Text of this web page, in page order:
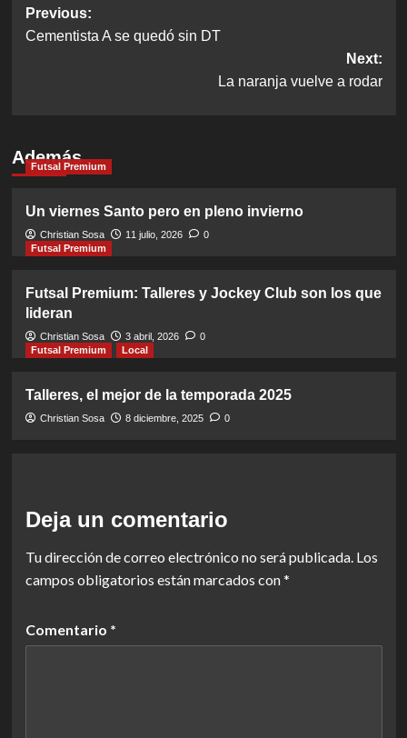
Post
navigation
Previous:
Cementista A se quedó sin DT
Next:
La naranja vuelve a rodar
Además
Futsal Premium
Un viernes Santo pero en pleno invierno
Christian Sosa 11 julio, 2026
0
Futsal Premium
Futsal Premium: Talleres y Jockey Club son los que
lideran
Christian Sosa 3 abril, 2026
0
Futsal Premium
Local
Talleres, el mejor de la temporada 2025
Christian Sosa 8 diciembre, 2025 0
Deja un comentario
Tu dirección de correo electrónico no será publicada. Los
campos obligatorios están marcados con*
Comentario *